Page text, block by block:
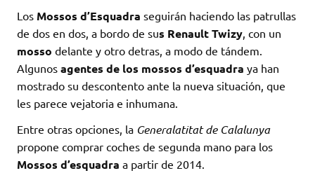
Los Mossos d’Esquadra seguirán haciendo las patrullas
de dos en dos, a bordo de sus Renault Twizy, con un
mosso delante y otro detras, a modo de tándem.
Algunos agentes de los mossos d’esquadra ya han
mostrado su descontento ante la nueva situación, que
les parece vejatoria e inhumana.
Entre otras opciones, la Generalatitat de Calalunya
propone comprar coches de segunda mano para los
Mossos d’esquadra a partir de 2014.